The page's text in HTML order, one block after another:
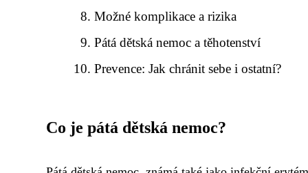
Možné komplikace a rizika
Pátá dětská nemoc a těhotenství
Prevence: Jak chránit sebe i ostatní?
Co je pátá dětská nemoc?